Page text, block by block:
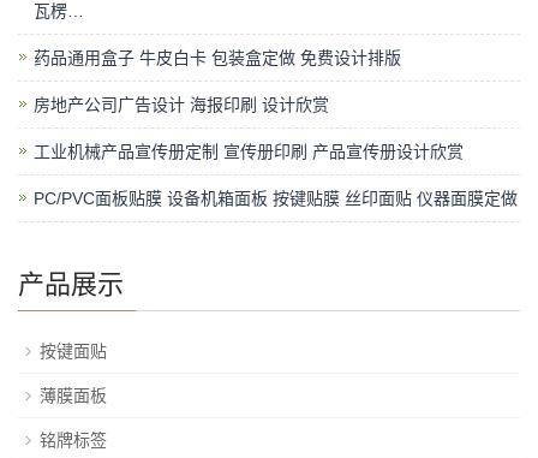
瓦楞…
药品通用盒子 牛皮白卡 包装盒定做 免费设计排版
房地产公司广告设计 海报印刷 设计欣赏
工业机械产品宣传册定制 宣传册印刷 产品宣传册设计欣赏
PC/PVC面板贴膜 设备机箱面板 按键贴膜 丝印面贴 仪器面膜定做
产品展示
按键面贴
薄膜面板
铭牌标签